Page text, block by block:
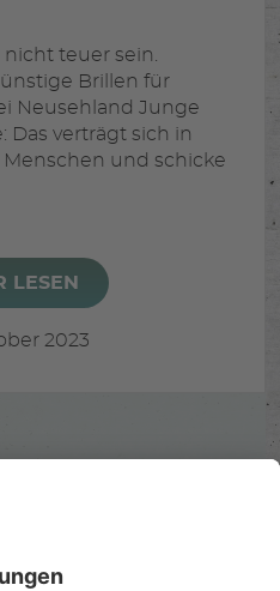
teuer sein.
Brillen für
Neusehland Junge
Das verträgt sich in
und schicke
LESEN
2023